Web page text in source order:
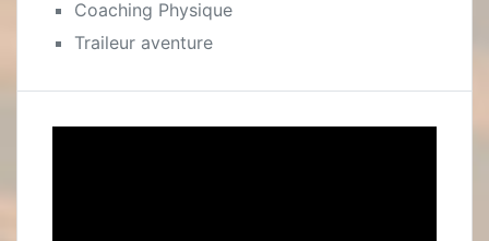
Coaching Physique
Traileur aventure